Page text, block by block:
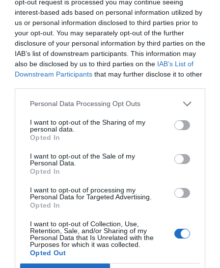
opt-out request is processed you may continue seeing
interest-based ads based on personal information utilized by
us or personal information disclosed to third parties prior to
your opt-out. You may separately opt-out of the further
disclosure of your personal information by third parties on the
IAB’s list of downstream participants. This information may
also be disclosed by us to third parties on the IAB’s List of
Downstream Participants that may further disclose it to other
Personal Data Processing Opt Outs
I want to opt-out of the Sharing of my
personal data.
Opted In
I want to opt-out of the Sale of my
Personal Data.
Opted In
I want to opt-out of processing my
Personal Data for Targeted Advertising.
Opted In
I want to opt-out of Collection, Use,
Retention, Sale, and/or Sharing of my
Personal Data that Is Unrelated with the
Purposes for which it was collected.
Opted Out
INTERNACIONAL
Venezuela. Comienza el diálogo entre
chavismo y un sector de la oposición, pero
los venezolanos quieren a Corina
José Ángel Gutiérrez 07/08/26 11:46
ECONOMÍA
15,5% hasta junio
SOCIEDAD
Ataque cristianófobo en la muy ‘woke’ ciudad
Virgen María
Redacción
Marcelo Gullo: “El trabajo de desmitificar la
historia, de poner la verdadera, de
desmontar la falsificación, es un trabajo
cristiano"
por Hispanidad